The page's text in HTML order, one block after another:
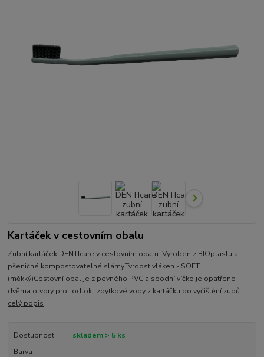
Kartáček v cestovním obalu
Zubní kartáček DENTIcare v cestovním obalu. Vyroben z BIOplastu a
pšeničné kompostovatelné slámy.Tvrdost vláken - SOFT
(měkký)Cestovní obal je z pevného PVC a spodní víčko je opatřeno
dvěma otvory pro "odtok" zbytkové vody z kartáčku po vyčištění zubů.
celý popis
Dostupnost
skladem > 5 ks
Barva